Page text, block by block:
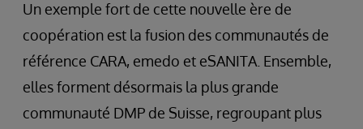
Un exemple fort de cette nouvelle ère de
coopération est la fusion des communautés de
référence CARA, emedo et eSANITA. Ensemble,
elles forment désormais la plus grande
communauté DMP de Suisse, regroupant plus